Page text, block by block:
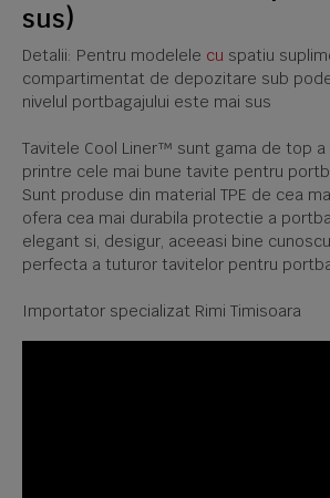
sus)
Detalii: Pentru modelele cu spatiu
compartimentat de depozitare sub
nivelul portbagajului este mai sus
Tavitele Cool Liner™ sunt gama de top a
printre cele mai bune tavite pentru
Sunt produse din material TPE de cea
ofera cea mai durabila protectie a
elegant si, desigur, aceeasi bine
perfecta a tuturor tavitelor pentru
Importator specializat Rimi Timisoara